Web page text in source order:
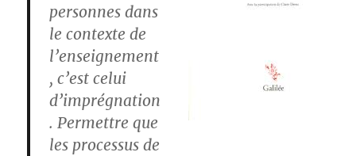
personnes dans
le contexte de
l’enseignement
, c’est celui
d’imprégnation
. Permettre que
les processus de